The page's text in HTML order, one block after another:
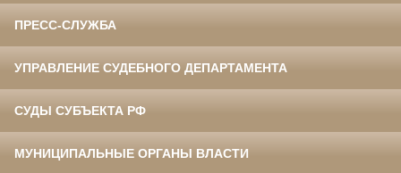
ПРЕСС-СЛУЖБА
УПРАВЛЕНИЕ СУДЕБНОГО ДЕПАРТАМЕНТА
СУДЫ СУБЪЕКТА РФ
МУНИЦИПАЛЬНЫЕ ОРГАНЫ ВЛАСТИ